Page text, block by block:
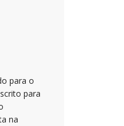
para o
para
na